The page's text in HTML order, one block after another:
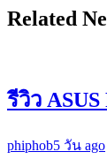
Related
รีวิว
phiphob5 วัน ago